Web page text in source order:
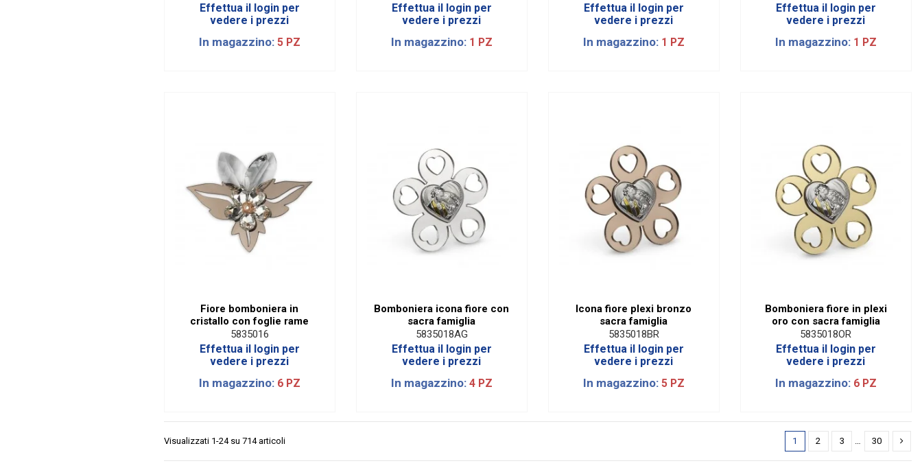
Effettua il login per
vedere i prezzi
In magazzino: 5 PZ
Effettua il login per
vedere i prezzi
In magazzino: 1 PZ
Effettua il login per
vedere i prezzi
In magazzino: 1 PZ
Effettua il login per
vedere i prezzi
In magazzino: 1 PZ
Fiore bomboniera in
cristallo con foglie rame
5835016
Effettua il login per
vedere i prezzi
In magazzino: 6 PZ
Bomboniera icona fiore con
sacra famiglia
5835018AG
Effettua il login per
vedere i prezzi
In magazzino: 4 PZ
Icona fiore plexi bronzo
sacra famiglia
5835018BR
Effettua il login per
vedere i prezzi
In magazzino: 5 PZ
Bomboniera fiore in plexi
oro con sacra famiglia
5835018OR
Effettua il login per
vedere i prezzi
In magazzino: 6 PZ
Visualizzati 1-24 su 714 articoli 1 2 3 30